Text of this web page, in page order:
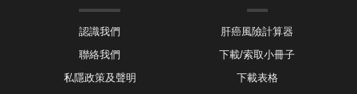
認識我們
聯絡我們
私隱政策及聲明
肝癌風險計算器
下載/索取小冊子
下載表格